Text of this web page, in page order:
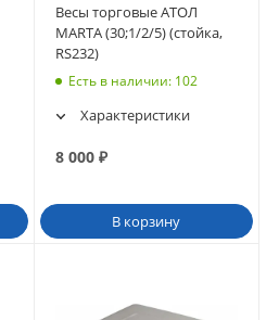
Весы торговые АТОЛ
MARTA (30;1/2/5) (стойка,
RS232)
Есть в наличии: 102
Характеристики
8 000₽
В корзину